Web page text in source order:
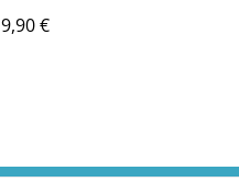
9,90 €